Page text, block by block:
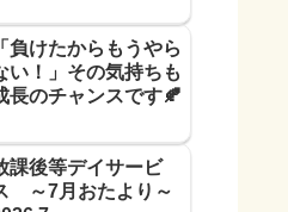
「負けたからもうやら
い！」その気持ちも
長のチャンスです🍂
課後等デイサービ
～7月おたより～